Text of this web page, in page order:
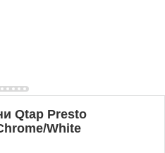
Qtap Presto
White